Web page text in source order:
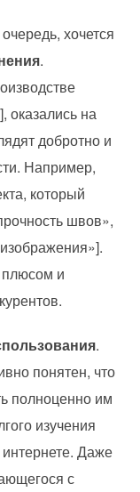
хочется
.
оказались на
добротно и
Например,
который
швов»,
и
.
понятен, что
полноценно им
изучения
интернете. Даже
с